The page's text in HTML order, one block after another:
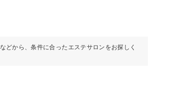
どから、条件に合ったエステサロンをお探しく